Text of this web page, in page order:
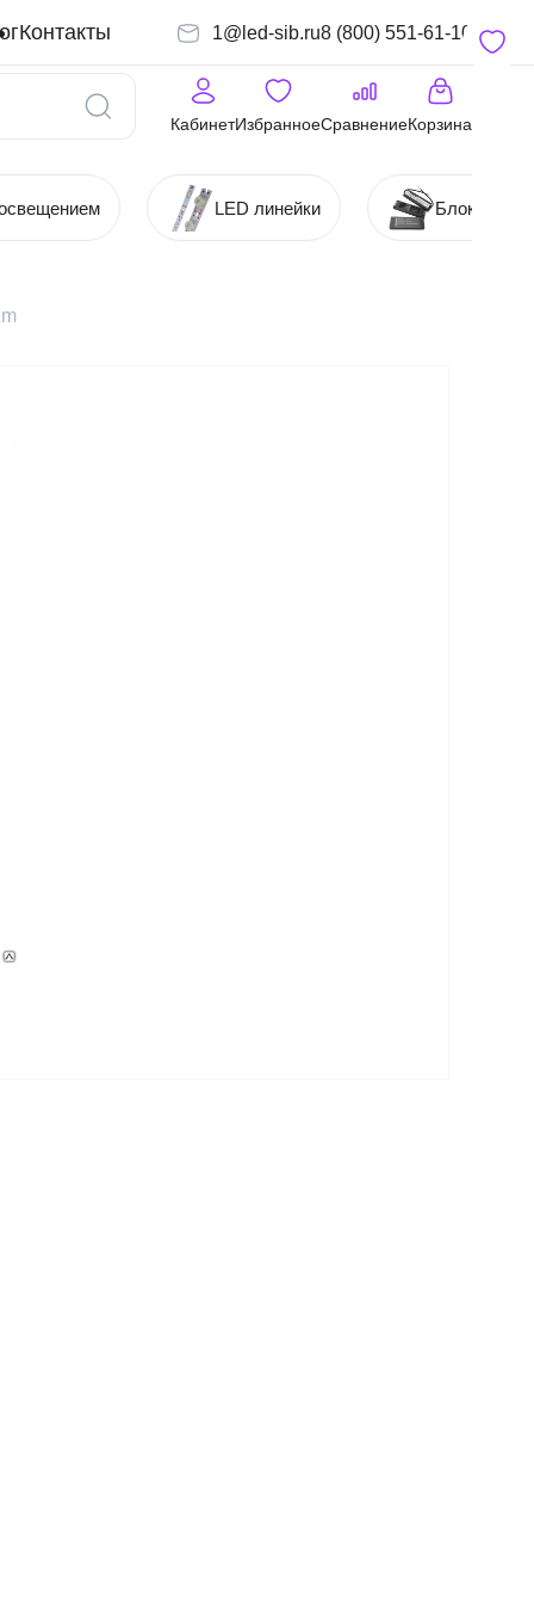
Контакты 1@led-sib.ru8 (800) 551-61-10
КабинетИзбранноеСравнениеКорзина
LED линейки Блоки